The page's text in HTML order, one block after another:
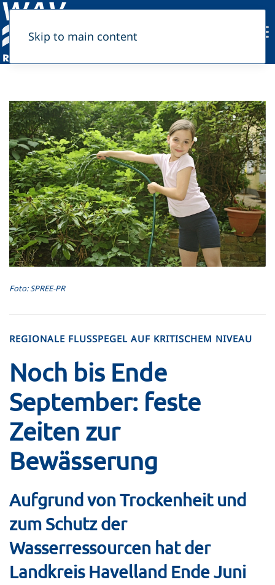
Skip to main content
Foto: SPREE-PR
REGIONALE FLUSSPEGEL AUF KRITISCHEM NIVEAU
Noch bis Ende
September: feste
Zeiten zur
Bewässerung
Aufgrund von Trockenheit und
zum Schutz der
Wasserressourcen hat der
Landkreis Havelland Ende Juni